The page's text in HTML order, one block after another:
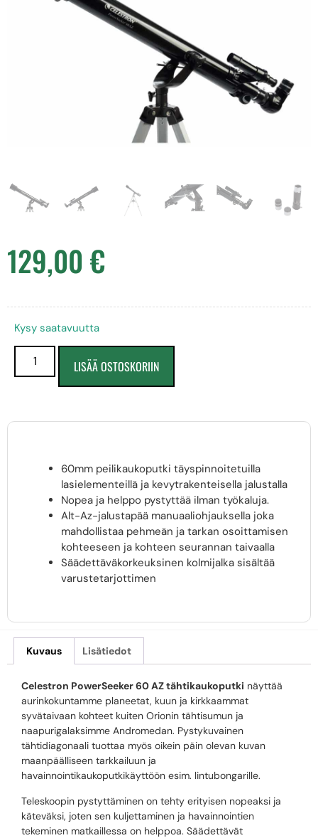
129,00€
Kysy saatavuutta
LISÄÄ OSTOSKORIIN
60mm peilikaukoputki täyspinnoitetuilla
lasielementeillä ja kevytrakenteisella jalustalla
Nopea ja helppo pystyttää ilman työkaluja.
Alt-Az-jalustapää manuaaliohjauksella joka
mahdollistaa pehmeän ja tarkan osoittamisen
kohteeseen ja kohteen seurannan taivaalla
Säädettäväkorkeuksinen kolmijalka sisältää
varustetarjottimen
Kuvaus Lisätiedot
Celestron PowerSeeker 60 AZ tähtikaukoputki näyttää
aurinkokuntamme planeetat, kuun ja kirkkaammat
syvätaivaan kohteet kuiten Orionin tähtisumun ja
naapurigalaksimme Andromedan. Pystykuvainen
tähtidiagonaali tuottaa myös oikein päin olevan kuvan
maanpäälliseen tarkkailuun ja
havainnointikaukoputkikäyttöön esim. lintubongarille.
Teleskoopin pystyttäminen on tehty erityisen nopeaksi ja
käteväksi, joten sen kuljettaminen ja havainnointien
tekeminen matkaillessa on helppoa. Säädettävät